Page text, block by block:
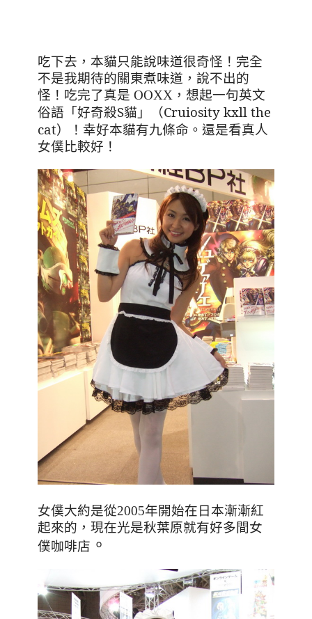
吃下去 ，本貓只能說味道很奇怪 ！完全
不是我期待的關東煮味道 ， 說不出的
怪 ！ 吃完了真是 OOXX ，想起一句英文
俗語「好奇殺S貓」 （Cruiosity kxll the
cat） ！幸好本貓有九條命。 還是看真人
女僕比較好 ！
女僕大約是從2005年開始在日本漸漸紅
起來的 ，現在光是秋葉原就有好多間女
僕咖啡店 。